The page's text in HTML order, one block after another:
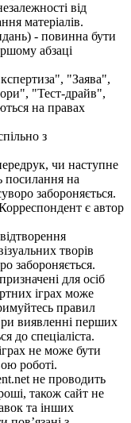
від
матеріалів.
- повинна бути
абзаці
"Заява",
"Тест-драйв",
на правах
з
чи наступне
посилання на
забороняється.
є автор
творів
забороняється.
для осіб
іграх може
правил
виявленні перших
до спеціаліста.
не може бути
роботі.
не проводить
також сайт не
та інших